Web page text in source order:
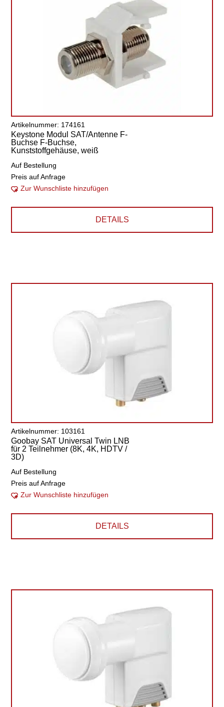
Artikelnummer: 174161
Keystone Modul SAT/Antenne F-
Buchse F-Buchse,
Kunststoffgehäuse, weiß
Auf Bestellung
Preis auf Anfrage
Zur Wunschliste hinzufügen
DETAILS
Artikelnummer: 103161
Goobay SAT Universal Twin LNB
für 2 Teilnehmer (8K, 4K, HDTV /
3D)
Auf Bestellung
Preis auf Anfrage
Zur Wunschliste hinzufügen
DETAILS